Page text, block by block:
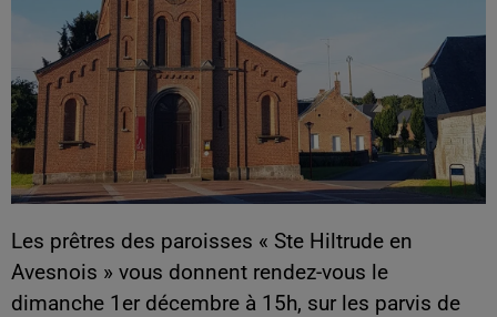
Les prêtres des paroisses « Ste Hiltrude en
Avesnois » vous donnent rendez-vous le
dimanche 1er décembre à 15h, sur les parvis de